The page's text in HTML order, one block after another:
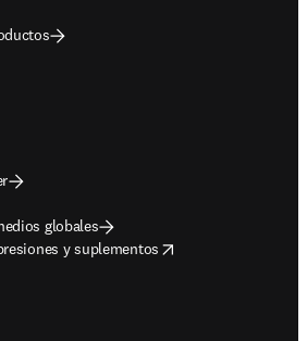
globales
y suplementos
window